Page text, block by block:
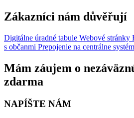
Zákazníci nám důvěřují
Digitálne úradné tabule Webové stránky
s občanmi Prepojenie na centrálne
Mám záujem o
zdarma
NAPÍŠTE NÁM